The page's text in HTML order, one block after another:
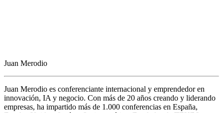
Juan Merodio
Juan Merodio es conferenciante internacional y emprendedor en
innovación, IA y negocio. Con más de 20 años creando y liderando
empresas, ha impartido más de 1.000 conferencias en España,